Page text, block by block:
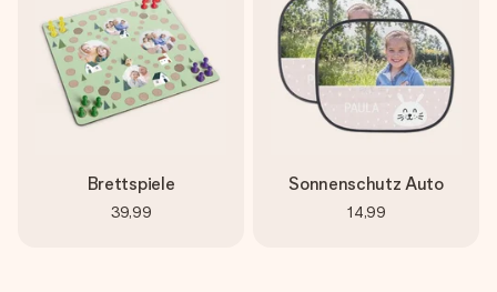
Brettspiele
39,99
Sonnenschutz Auto
14,99